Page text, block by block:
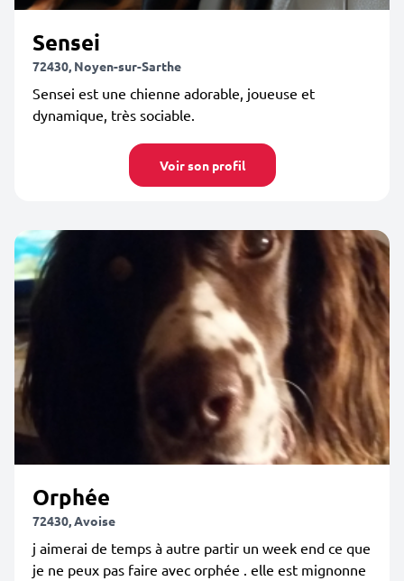
Sensei
72430, Noyen-sur-Sarthe
Sensei est une chienne adorable, joueuse et
dynamique, très sociable.
Voir son profil
Orphée
72430, Avoise
j aimerai de temps à autre partir un week end ce que
je ne peux pas faire avec orphée . elle est mignonne